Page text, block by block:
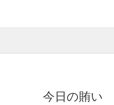
今日の賄い